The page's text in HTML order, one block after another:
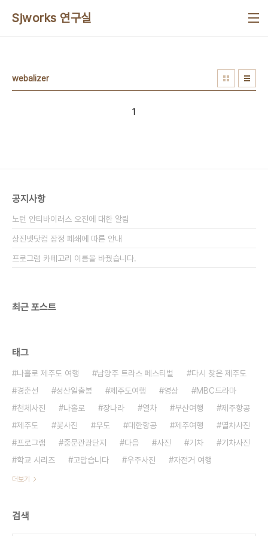
Sjworks 연구실
webalizer
1
공지사항
노턴 안티바이러스 오진에 대한 알림
상진넷닷컴 잠정 폐쇄에 따른 안내
프로그램 카테고리 이름을 바꿨습니다.
최근 포스트
태그
나홀로 제주도 여행 남양주 트라스 페스티벌
다시 찾은 제주도
경춘선
성산일출봉 제주도여행 영상
MBC드라마
천체사진
나홀로 장나라 열차 부산여행
제주항공
제주도
꽃사진 우도 대한항공 제주여행
열차사진
프로그램
중문관광단지 다음 사진 기차
기차사진
학교 시리즈
고맙습니다 우주사진 자전거 여행
더보기
검색